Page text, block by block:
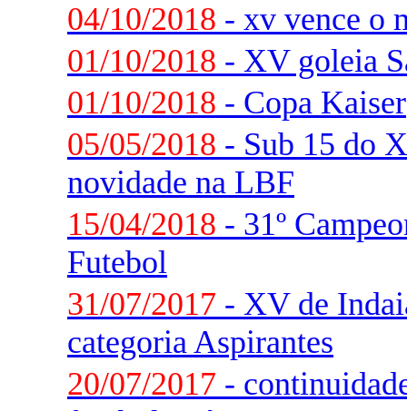
04/10/2018 - xv vence o
01/10/2018 - XV goleia
01/10/2018 - Copa Kaiser
05/05/2018 - Sub 15 do
novidade na LBF
15/04/2018 - 31º
Futebol
31/07/2017 - XV de
categoria Aspirantes
20/07/2017 -